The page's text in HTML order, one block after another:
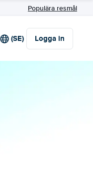
Populära resmål
(SE) Logga in